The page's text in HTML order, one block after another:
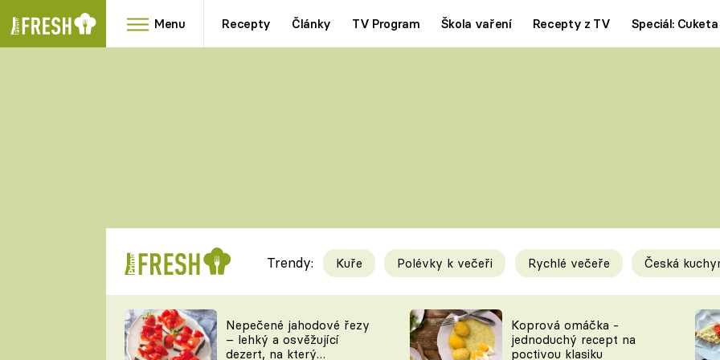
Menu Recepty Články TV Program Škola vaření Recepty z TV Speciál: Cuketa
RYCHLOVKY
Videorecepty
TEĎ VAŘÍ ŠÉF!
Tipy a triky
KAM ZA JÍDLEM
Trendy: Kuře Polévky k večeři Rychlé večeře Česká
Nepečené jahodové řezy
– lehký a osvěžující
dezert, na který
Koprová omáčka -
jednoduchý recept na
poctivou klasiku